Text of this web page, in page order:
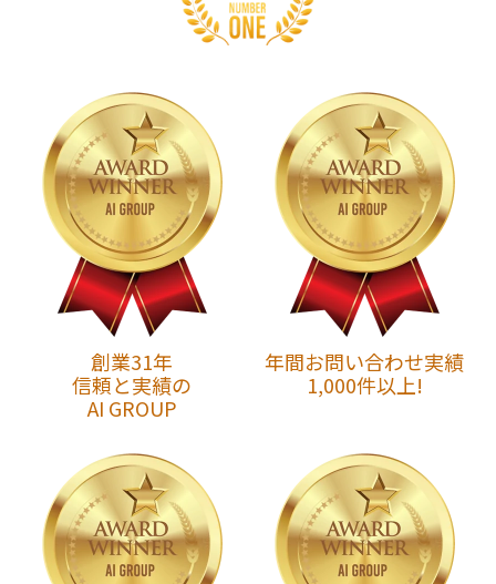
創業31年
信頼と実績の
AI GROUP
年間お問い合わせ実績
1,000件以上!